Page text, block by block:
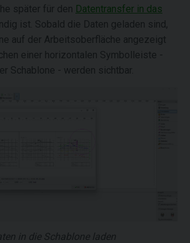
später für den Datentransfer in das
ist. Sobald die Daten geladen sind,
auf der Arbeitsoberfläche angezeigt
einer horizontalen Symbolleiste -
Schablone - werden sichtbar.
in die Schablone laden